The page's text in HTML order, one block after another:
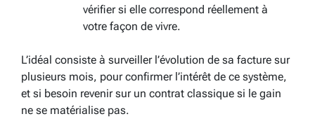
vérifier si elle correspond réellement à
votre façon de vivre.
L’idéal consiste à surveiller l’évolution de sa facture sur
plusieurs mois, pour confirmer l’intérêt de ce système,
et si besoin revenir sur un contrat classique si le gain
ne se matérialise pas.